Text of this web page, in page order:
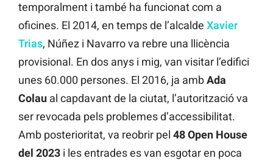
temporalment i també ha funcionat com a
oficines. El 2014, en temps de l’alcalde Xavier
Trias, Núñez i Navarro va rebre una llicència
provisional. En dos anys i mig, van visitar l’edifici
unes 60.000 persones. El 2016, ja ambAda
Colau al capdavant de la ciutat, l’autorització va
ser revocada pels problemes d’accessibilitat.
Amb posterioritat, va reobrir pel 48 Open House
del 2023 i les entrades es van esgotar en poca